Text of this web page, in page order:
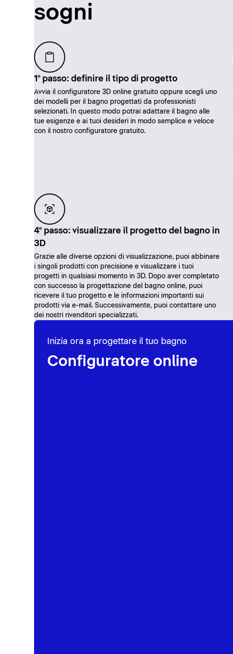
sogni
1° passo: definire il tipo di progetto
Avvia il configuratore 3D online gratuito oppure scegli uno
dei modelli per il bagno progettati da professionisti
selezionati. In questo modo potrai adattare il bagno alle
tue esigenze e ai tuoi desideri in modo semplice e veloce
con il nostro configuratore gratuito.
4° passo: visualizzare il progetto del bagno in
3D
Grazie alle diverse opzioni di visualizzazione, puoi abbinare
i singoli prodotti con precisione e visualizzare i tuoi
progetti in qualsiasi momento in 3D. Dopo aver completato
con successo la progettazione del bagno online, puoi
ricevere il tuo progetto e le informazioni importanti sui
prodotti via e-mail. Successivamente, puoi contattare uno
dei nostri rivenditori specializzati.
Inizia ora a progettare il tuo bagno
Configuratore online